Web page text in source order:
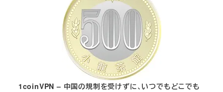
1coinVPN – 中国の規制を受けずに、いつでもどこでも